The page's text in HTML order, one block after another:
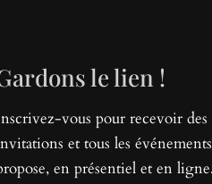
le lien !
vous pour recevoir des
et tous les
en présentiel et en